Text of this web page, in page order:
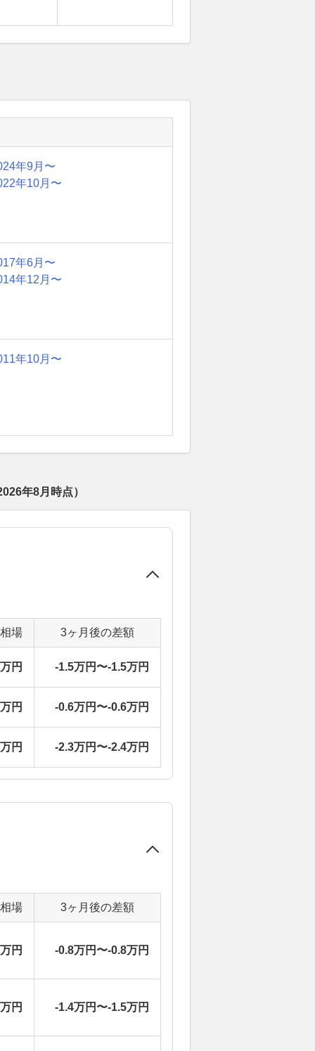
年9月〜
年10月〜
年6月〜
年12月〜
年10月〜
年8月 時点）
場 3ヶ月後の差額
円 -1.5万円〜-1.5万円
円 -0.6万円〜-0.6万円
円 -2.3万円〜-2.4万円
場 3ヶ月後の差額
円 -0.8万円〜-0.8万円
円 -1.4万円〜-1.5万円